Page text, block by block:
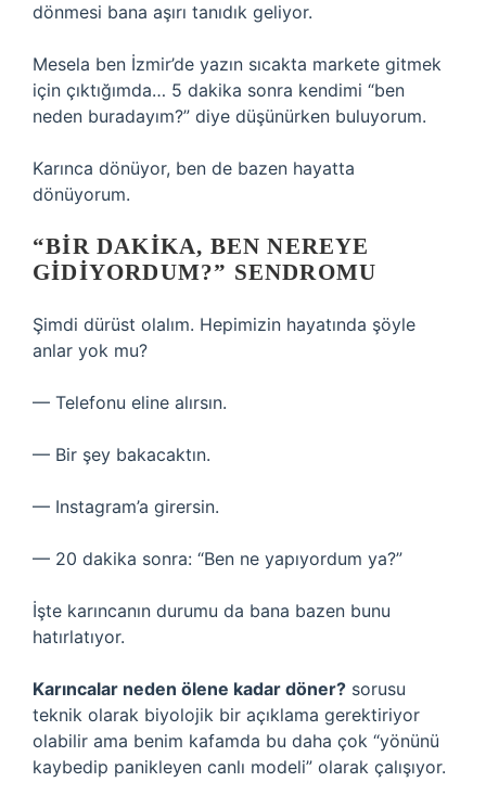
dönmesi bana aşırı tanıdık geliyor.
Mesela ben İzmir’de yazın sıcakta markete gitmek
için çıktığımda… 5 dakika sonra kendimi “ben
neden buradayım?” diye düşünürken buluyorum.
Karınca dönüyor, ben de bazen hayatta
dönüyorum.
“BIR DAKIKA, BEN NEREYE
GIDIYORDUM?” SENDROMU
Şimdi dürüst olalım. Hepimizin hayatında şöyle
anlar yok mu?
— Telefonu eline alırsın.
— Bir şey bakacaktın.
— Instagram’a girersin.
— 20 dakika sonra: “Ben ne yapıyordum ya?”
İşte karıncanın durumu da bana bazen bunu
hatırlatıyor.
Karıncalar neden ölene kadar döner? sorusu
teknik olarak biyolojik bir açıklama gerektiriyor
olabilir ama benim kafamda bu daha çok “yönünü
kaybedip panikleyen canlı modeli” olarak çalışıyor.